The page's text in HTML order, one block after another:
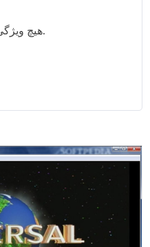
هیچ ویژگی پیشرفته ای ارائه نکنید.